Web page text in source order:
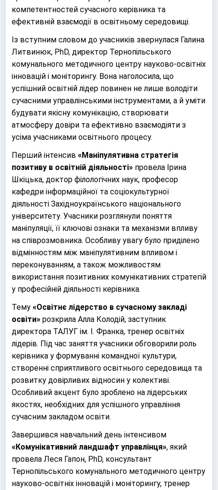
компетентностей сучасного керівника та
ефективній взаємодії в освітньому середовищі.
Із вступним словом до учасників звернулася Галина
Литвинюк, PhD, директор Тернопільського
комунального методичного центру науково-освітніх
інновацій і моніторингу. Вона наголосила, що
успішний освітній лідер повинен не лише володіти
сучасними управлінськими інструментами, а й уміти
будувати якісну комунікацію, створювати
атмосферу довіри та ефективно взаємодіяти з
усіма учасниками освітнього процесу.
Перший інтенсив «Маніпулятивна стратегія
позитиву в освітній діяльності» провела Ірина
Шкіцька, доктор філологічних наук, професор
кафедри інформаційної та соціокультурної
діяльності Західноукраїнського національного
університету. Учасники розглянули поняття
маніпуляції, її ключові ознаки та механізми впливу
на співрозмовника. Особливу увагу було приділено
відмінностям між маніпулятивним впливом і
переконуванням, а також можливостям
використання позитивних комунікативних стратегій
у професійній діяльності керівника.
Тему «Освітнє лідерство в сучасному закладі
освіти» розкрила Алла Колодій, заступник
директора ТАЛУГ ім. І. Франка, тренер освітніх
лідерів. Під час заняття учасники обговорили роль
керівника у формуванні командної культури,
створенні сприятливого освітнього середовища та
розвитку довірливих відносин у колективі.
Особливий акцент було зроблено на лідерських
якостях, необхідних для успішного управління
сучасним закладом освіти.
Завершився навчальний день інтенсивом
«Комунікативний ландшафт управлінця», який
провела Леся Гапон, PhD, консультант
Тернопільського комунального методичного центру
науково-освітніх інновацій і моніторингу, тренер